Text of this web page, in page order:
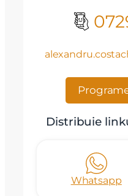
Distribuie
Whatsapp